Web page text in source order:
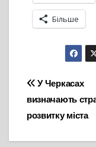
Більше
записів
У Черкасах
визначають
розвитку міста